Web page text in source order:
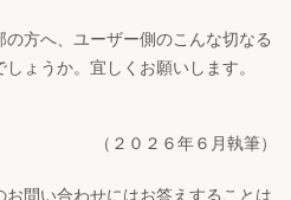
方へ、ユーザー側のこんな切なる
ょうか。宜しくお願いします。
（２０２６年６月執筆）
お問い合わせにはお答えすることは